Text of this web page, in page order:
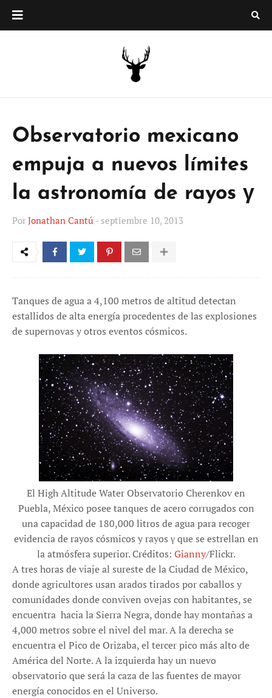
Observatorio mexicano
empuja a nuevos límites
la astronomía de rayos γ
PorJonathan Cantú - septiembre 10, 2013
Tanques de agua a 4,100 metros de altitud detectan
estallidos de alta energía procedentes de las explosiones
de supernovas y otros eventos cósmicos.
El High Altitude Water Observatorio Cherenkov en
Puebla, México posee tanques de acero corrugados con
una capacidad de 180,000 litros de agua para recoger
evidencia de rayos cósmicos y rayos γ que se estrellan en
la atmósfera superior. Créditos: Gianny/Flickr.
A tres horas de viaje al sureste de la Ciudad de México,
donde agricultores usan arados tirados por caballos y
comunidades donde conviven ovejas con habitantes, se
encuentra hacia la Sierra Negra, donde hay montañas a
4,000 metros sobre el nivel del mar. A la derecha se
encuentra el Pico de Orizaba, el tercer pico más alto de
América del Norte. A la izquierda hay un nuevo
observatorio que será la caza de las fuentes de mayor
energía conocidos en el Universo.